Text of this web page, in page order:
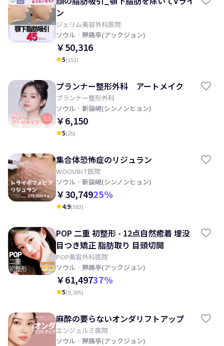
ン
ジェリム美容外科医院
ソウル · 狎鷗亭(アックジョン)
￥50,316
kid_star5(151)
プランナー整形外科 アートメイク
プランナー整形外科
ソウル · 新論峴(シンノンヒョン)
￥6,150
kid_star5(25)
集合体恐怖症のリジュラン
WOOUBIT医院
ソウル · 新論峴(シンノンヒョン)
￥30,74925%
kid_star4.9(583)
POP 二重 初整形 - 12点自然癒着 埋没
目つき矯正 脂肪取り 目頭切開
POP美容外科医院
ソウル · 狎鷗亭(アックジョン)
￥61,49737%
kid_star5(9,205)
麻酔の要らないオンダリフトアップ
エンジェルミ医院
ソウル · 狎鷗亭(アックジョン)